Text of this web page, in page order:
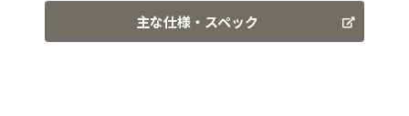
主な仕様・スペック